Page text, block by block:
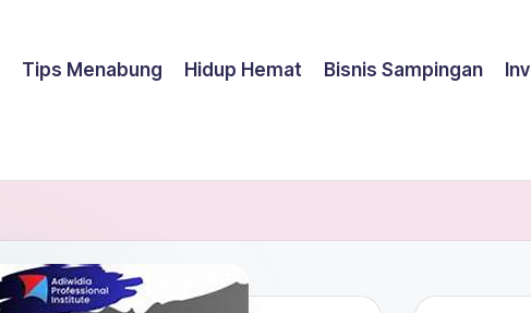
Tips Menabung Hidup Hemat Bisnis Sampingan